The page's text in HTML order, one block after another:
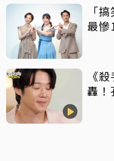
「
最慘
《
轟！